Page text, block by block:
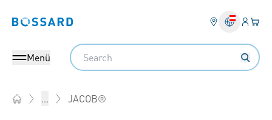
Bossard homepage Ihr
Menü
Search
... JACOB®